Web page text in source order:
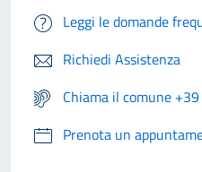
Leggi le domande
Richiedi Assistenza
Chiama il comune
Prenota un